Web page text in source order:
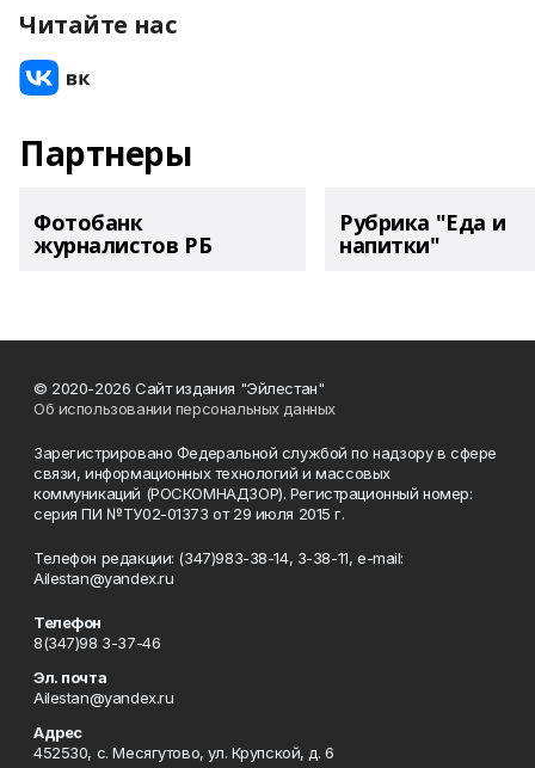
Читайте нас
Партнеры
Фотобанк
журналистов РБ
Рубрика "Еда и
напитки"
© 2020-2026 Сайт издания "Эйлестан"
Об использовании персональных данных
Зарегистрировано Федеральной службой по надзору в сфере
связи, информационных технологий и массовых
коммуникаций (РОСКОМНАДЗОР). Регистрационный номер:
серия ПИ №ТУ02-01373 от 29 июля 2015 г.
Телефон редакции: (347)983-38-14, 3-38-11, e-mail:
Ailestan@yandex.ru
Телефон
8(347)98 3-37-46
Эл. почта
Ailestan@yandex.ru
Адрес
452530, с. Месягутово, ул. Крупской, д. 6